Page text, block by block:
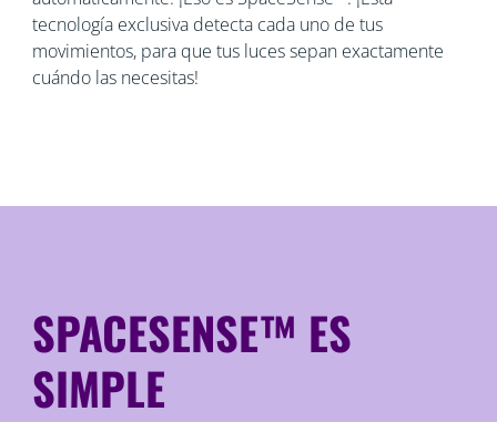
tecnología exclusiva detecta cada uno de tus
movimientos, para que tus luces sepan exactamente
cuándo las necesitas!
SPACESENSE™ ES
SIMPLE